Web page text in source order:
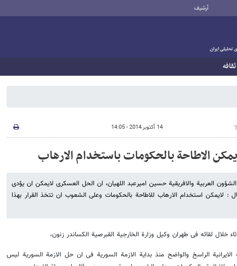
أرشيف
ثقافه
14 أكتوبر 2014 - 14:05
الاطاحة بالحکومات باستخدام الارهاب
العربیة والافریقیة حسین امیرعبد اللهیان، ان الحل العسکری لایمکن ان یؤدی
: لایمکن استخدام الارهاب للاطاحة بالحکومات وعلی الشعوب ان تتخذ القرار بهذا
خلال لقائه فی طهران وکیل وزارة الخارجیة القبرصیة الکساندر زنون،
الایرانیة الراسخ والواضح منذ بدایة الازمة السوریة فی ان حل الازمة السوریة لیس